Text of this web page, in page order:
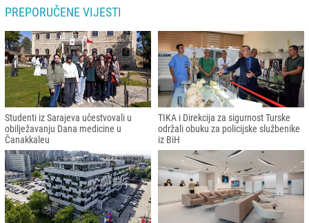
PREPORUČENE VIJESTI
Studenti iz Sarajeva učestvovali u
obilježavanju Dana medicine u
Čanakkaleu
TIKA i Direkcija za sigurnost Turske
održali obuku za policijske službenike
iz BiH